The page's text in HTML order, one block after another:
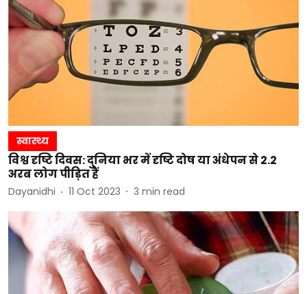
स्वास्थ्य
विश्व दृष्टि दिवस: दुनिया भर में दृष्टि दोष या अंधेपन से 2.2
अरब लोग पीड़ित हैं
Dayanidhi 11 Oct 2023 3 min read